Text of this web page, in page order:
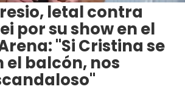
letal contra
por su show en el
"Si Cristina se
el balcón, nos